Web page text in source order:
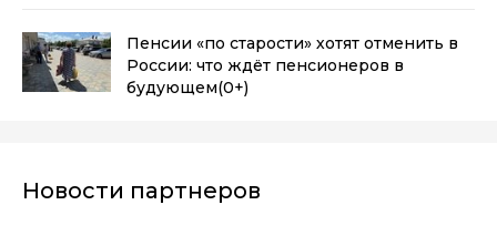
Пенсии «по старости» хотят отменить в
России: что ждёт пенсионеров в
будующем(0+)
Новости партнеров